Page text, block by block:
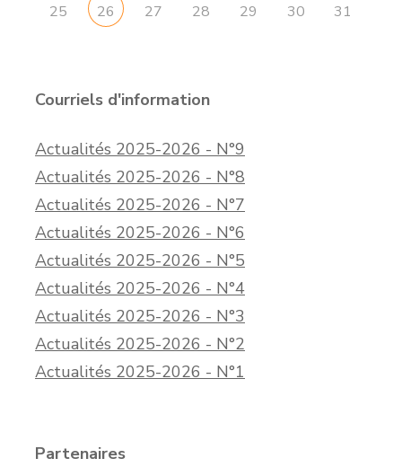
25 26 27 28 29 30 31
Courriels d'information
Actualités 2025-2026 - N°9
Actualités 2025-2026 - N°8
Actualités 2025-2026 - N°7
Actualités 2025-2026 - N°6
Actualités 2025-2026 - N°5
Actualités 2025-2026 - N°4
Actualités 2025-2026 - N°3
Actualités 2025-2026 - N°2
Actualités 2025-2026 - N°1
Partenaires